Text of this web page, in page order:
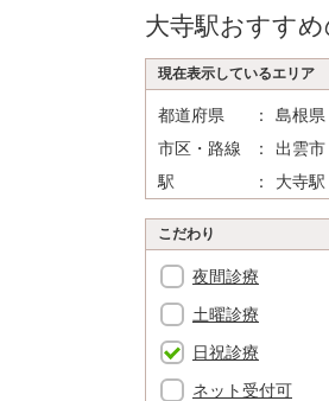
大寺駅おすす
現在表示しているエリア
都道府県 島根県
市区・路線
出雲市
駅
大寺駅
こだわり
夜間診療
土曜診療
日祝診療
ネット受付可